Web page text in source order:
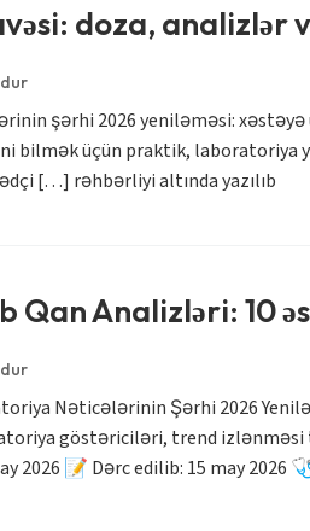
doza, analizlər
şərhi 2026 yeniləməsi:
üçün praktik, laboratoriya
[…] rəhbərliyi altında yazılıb
Qan Analizləri: 10
Nəticələrinin Şərhi 2026
göstəriciləri, trend
2026 📝 Dərc edilib: 15 may 2026